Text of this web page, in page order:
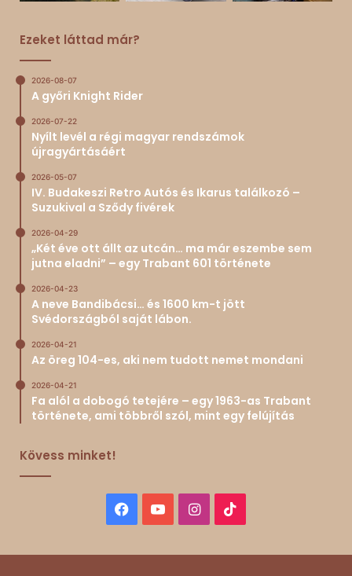
Ezeket láttad már?
2026-08-07
A győri Knight Rider
2026-07-22
Nyílt levél a régi magyar rendszámok
újragyártásáért
2026-05-07
IV. Budakeszi Retro Autós és Ikarus találkozó –
Suzukival a Sződy fivérek
2026-04-29
„Két éve ott állt az utcán… ma már eszembe sem
jutna eladni” – egy Trabant 601 története
2026-04-23
A neve Bandibácsi… és 1600 km-t jött
Svédországból saját lábon.
2026-04-21
Az öreg 104-es, aki nem tudott nemet mondani
2026-04-21
Fa alól a dobogó tetejére – egy 1963-as Trabant
története, ami többről szól, mint egy felújítás
Kövess minket!
Facebook
YouTubeInstagram